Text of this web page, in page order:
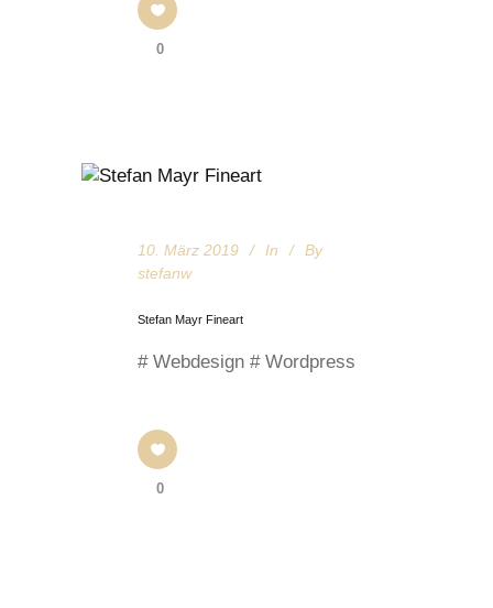
0
10. März 2019 In
By
stefanw
Stefan Mayr Fineart
# Webdesign # Wordpress
0